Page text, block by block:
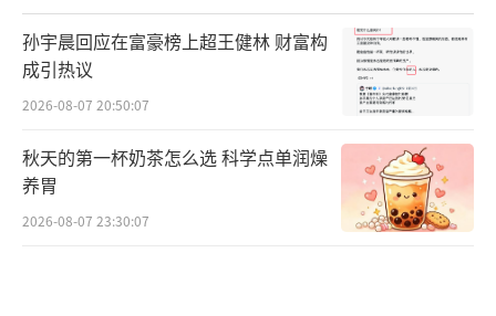
孙宇晨回应在富豪榜上超王健林 财富构
成引热议
2026-08-07 20:50:07
秋天的第一杯奶茶怎么选 科学点单润燥
养胃
2026-08-07 23:30:07